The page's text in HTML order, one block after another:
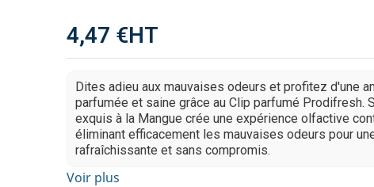
4,47 €HT
Dites adieu aux mauvaises odeurs et profitez d'une
parfumée et saine grâce au Clip parfumé Prodifresh.
exquis à la Mangue crée une expérience olfactive
éliminant efficacement les mauvaises odeurs pour
rafraîchissante et sans compromis.
Voir plus